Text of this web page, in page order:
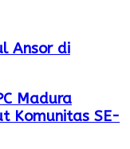
Ansor di
Madura
Komunitas SE-